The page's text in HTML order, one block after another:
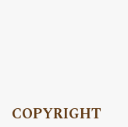
COPYRIGHT